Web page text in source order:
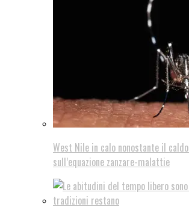
West Nile in calo nonostante il
sull’equazione zanzare-malattie